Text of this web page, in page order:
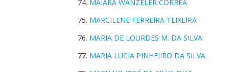
MAIARA WANZELER CORREA
MARCILENE FERREIRA TEIXEIRA
MARIA DE LOURDES M. DA SILVA
MARIA LUCIA PINHEIIRO DA SILVA